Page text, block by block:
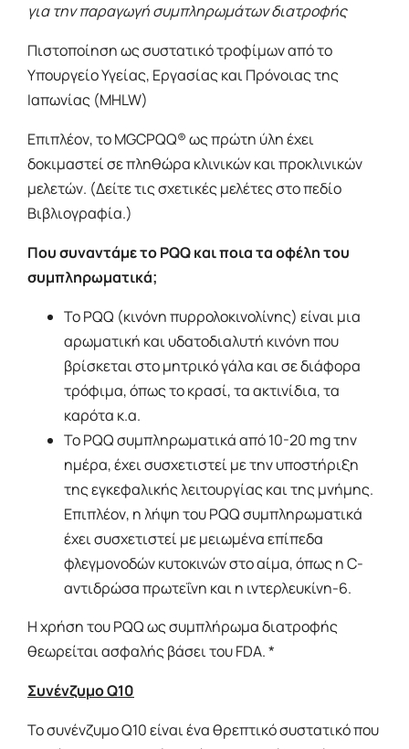
για την παραγωγή συμπληρωμάτων διατροφής
Πιστοποίηση ως συστατικό τροφίμων από το
Υπουργείο Υγείας, Εργασίας και Πρόνοιας της
Ιαπωνίας (MHLW)
Επιπλέον, το MGCPQQ® ως πρώτη ύλη έχει
δοκιμαστεί σε πληθώρα κλινικών και προκλινικών
μελετών. (Δείτε τις σχετικές μελέτες στο πεδίο
Βιβλιογραφία.)
Που συναντάμε το PQQ και ποια τα οφέλη του
συμπληρωματικά;
Το PQQ (κινόνη πυρρολοκινολίνης) είναι μια
αρωματική και υδατοδιαλυτή κινόνη που
βρίσκεται στο μητρικό γάλα και σε διάφορα
τρόφιμα, όπως το κρασί, τα ακτινίδια, τα
καρότα κ.α.
Το PQQ συμπληρωματικά από 10-20 mg την
ημέρα, έχει συσχετιστεί με την υποστήριξη
της εγκεφαλικής λειτουργίας και της μνήμης.
Επιπλέον, η λήψη του PQQ συμπληρωματικά
έχει συσχετιστεί με μειωμένα επίπεδα
φλεγμονοδών κυτοκινών στο αίμα, όπως η C-
αντιδρώσα πρωτεΐνη και η ιντερλευκίνη-6.
Η χρήση του PQQ ως συμπλήρωμα διατροφής
θεωρείται ασφαλής βάσει του FDA. *
Συνένζυμο Q10
Το συνένζυμο Q10 είναι ένα θρεπτικό συστατικό που